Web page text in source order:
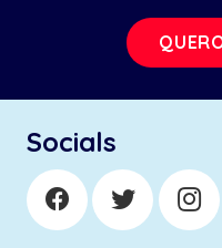
Socials